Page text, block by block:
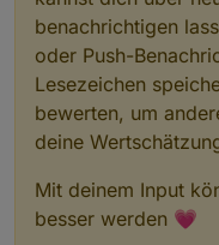
benachrichtigen
oder Push-
Lesezeichen
bewerten, um
deine
Mit deinem Input
besser werden 💗